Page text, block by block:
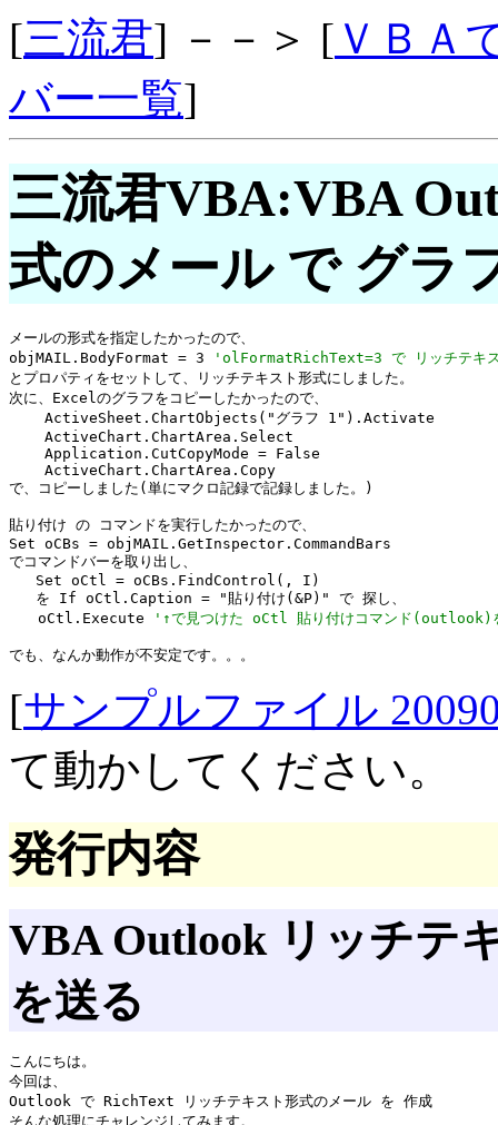
[三流君] －－＞ [ ＶＢＡ
バー一覧]
三流君VBA:VBA
式のメール で グラ
メールの形式を指定したかったので、
objMAIL.BodyFormat = 3
'olFormatRichText=3 で リッチテキス
とプロパティをセットして、リッチテキスト形式にしました。
次に、Excelのグラフをコピーしたかったので、
    ActiveSheet.ChartObjects("グラフ 1").Activate
    ActiveChart.ChartArea.Select
    Application.CutCopyMode = False
    ActiveChart.ChartArea.Copy
で、コピーしました(単にマクロ記録で記録しました。)
貼り付け の コマンドを実行したかったので、
Set oCBs = objMAIL.GetInspector.CommandBars
でコマンドバーを取り出し、
   Set oCtl = oCBs.FindControl(, I)
   を If oCtl.Caption = "貼り付け(&P)" で 探し、
oCtl.Execute
'↑で見つけた oCtl 貼り付けコマンド(outlook)
[サンプルファイル
て動かしてください。
発行内容
VBA Outlook リッチテ
を送る
こんにちは。
今回は、
Outlook で RichText リッチテキスト形式のメール を 作成
そんな処理にチャレンジしてみます。